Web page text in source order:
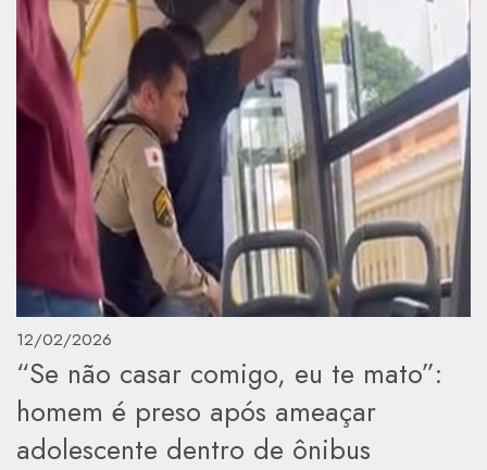
12/02/2026
“Se não casar comigo, eu te mato”:
homem é preso após ameaçar
adolescente dentro de ônibus